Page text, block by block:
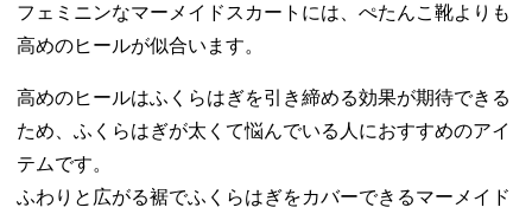
フェミニンなマーメイドスカートには、ぺたんこ靴よりも
高めのヒールが似合います。
高めのヒールはふくらはぎを引き締める効果が期待できる
ため、ふくらはぎが太くて悩んでいる人におすすめのアイ
テムです。
ふわりと広がる裾でふくらはぎをカバーできるマーメイド